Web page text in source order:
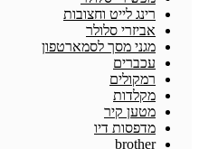
רינג לייט וחצובות
אביזרי סלולר
מגני מסך לסמארטפון
עכברים
רמקולים
מקלדות
מטען קיר
מדפסות דיו
brother